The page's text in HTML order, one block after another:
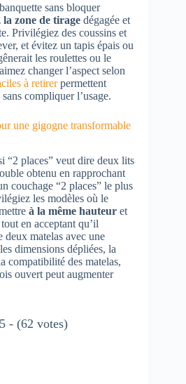
sans bloquer
la zone de tirage dégagée et
Privilégiez des coussins et
et évitez un tapis épais ou
les roulettes ou le
changer l’aspect selon
à retirerpermettent
compliquer l’usage.
une gigogne transformable
“2 places” veut dire deux lits
obtenu en rapprochant
couchage “2 places” le plus
les modèles où le
à la même hauteur et
en acceptant qu’il
deux matelas avec une
dimensions dépliées, la
compatibilité des matelas,
ouvert peut augmenter
- (62 votes)